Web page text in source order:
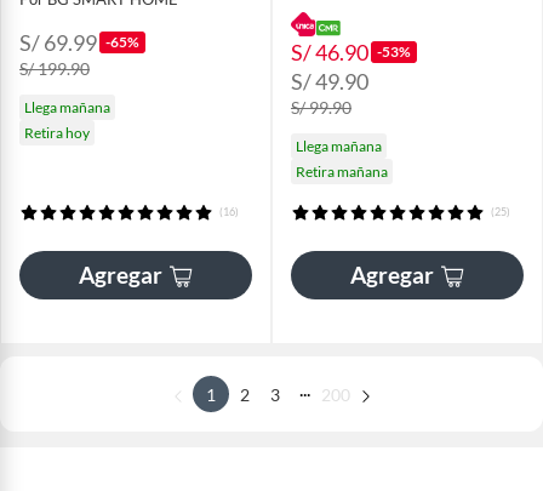
S/ 69.99 -65%
S/ 199.90
Llega mañana
Retira hoy
(16)
Agregar
S/ 46.90 -53%
S/ 49.90
S/ 99.90
Llega mañana
Retira mañana
(25)
Agregar
1 2 3 200